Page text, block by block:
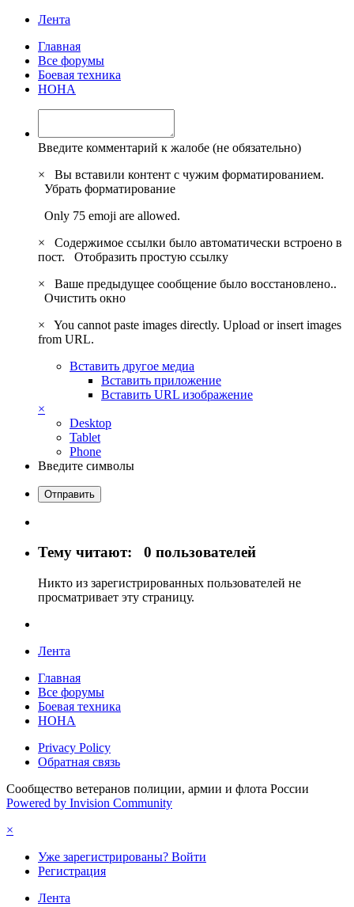
Лента
Главная
Все форумы
Боевая техника
НОНА
Введите комментарий к жалобе (не обязательно)
×
Вы вставили контент с чужим форматированием.
Убрать форматирование
Only 75 emoji are allowed.
×
Содержимое ссылки было автоматически встроено в
пост. Отобразить простую ссылку
×
Ваше предыдущее сообщение было восстановлено..
Очистить окно
×
You cannot paste images directly. Upload or insert images
from URL.
Вставить другое медиа
Вставить приложение
Вставить URL изображение
×
Desktop
Tablet
Phone
Введите символы
Отправить
Тему читают: 0 пользователей
Никто из зарегистрированных пользователей не
просматривает эту страницу.
Лента
Главная
Все форумы
Боевая техника
НОНА
Privacy Policy
Обратная связь
Сообщество ветеранов полиции, армии и флота России
Powered by Invision Community
×
Уже зарегистрированы? Войти
Регистрация
Лента